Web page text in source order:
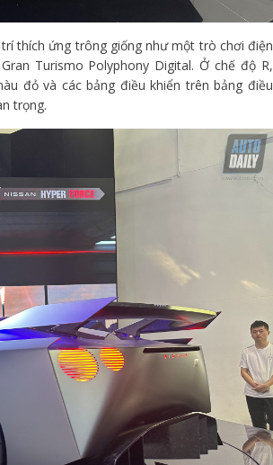
thích ứng trông giống như một trò chơi điện
Turismo Polyphony Digital. Ở chế độ R,
đỏ và các bảng điều khiển trên bảng điều
trọng.